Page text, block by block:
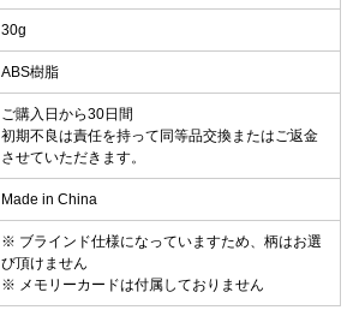
30g
ABS樹脂
ご購入日から30日間
初期不良は責任を持って同等品交換またはご返金
させていただきます。
Made in China
※ ブラインド仕様になっていますため、柄はお選
び頂けません
※ メモリーカードは付属しておりません